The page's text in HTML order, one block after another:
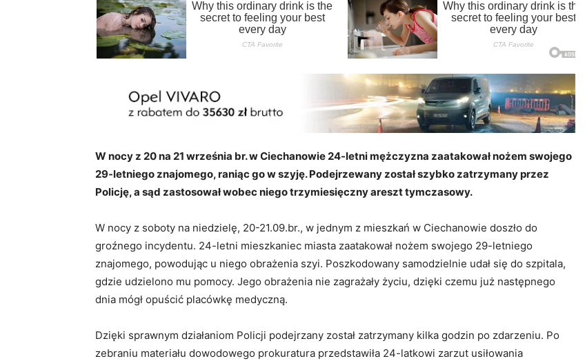
W nocy z 20 na 21 września br. w Ciechanowie 24-letni mężczyzna zaatakował nożem swojego
29-letniego znajomego, raniąc go w szyję. Podejrzewany został szybko zatrzymany przez
Policję, a sąd zastosował wobec niego trzymiesięczny areszt tymczasowy.
W nocy z soboty na niedzielę, 20-21.09.br., w jednym z mieszkań w Ciechanowie doszło do
groźnego incydentu. 24-letni mieszkaniec miasta zaatakował nożem swojego 29-letniego
znajomego, powodując u niego obrażenia szyi. Poszkodowany samodzielnie udał się do szpitala,
gdzie udzielono mu pomocy. Jego obrażenia nie zagrażały życiu, dzięki czemu już następnego
dnia mógł opuścić placówkę medyczną.
Dzięki sprawnym działaniom Policji podejrzany został zatrzymany kilka godzin po zdarzeniu. Po
zebraniu materiału dowodowego prokuratura przedstawiła 24-latkowi zarzut usiłowania